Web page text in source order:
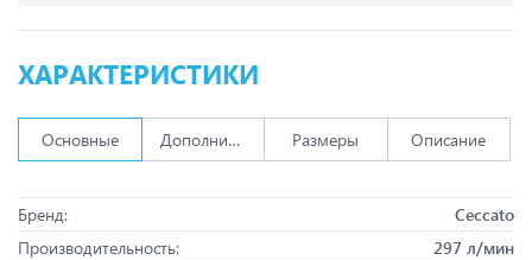
ХАРАКТЕРИСТИКИ
Основные Дополнительно Размеры Описание
Бренд:
Ceccato
Производительность:
297 л/мин